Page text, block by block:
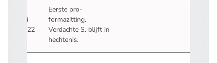
juli
2022
Eerste pro-
formazitting.
Verdachte S. blijft in
hechtenis.